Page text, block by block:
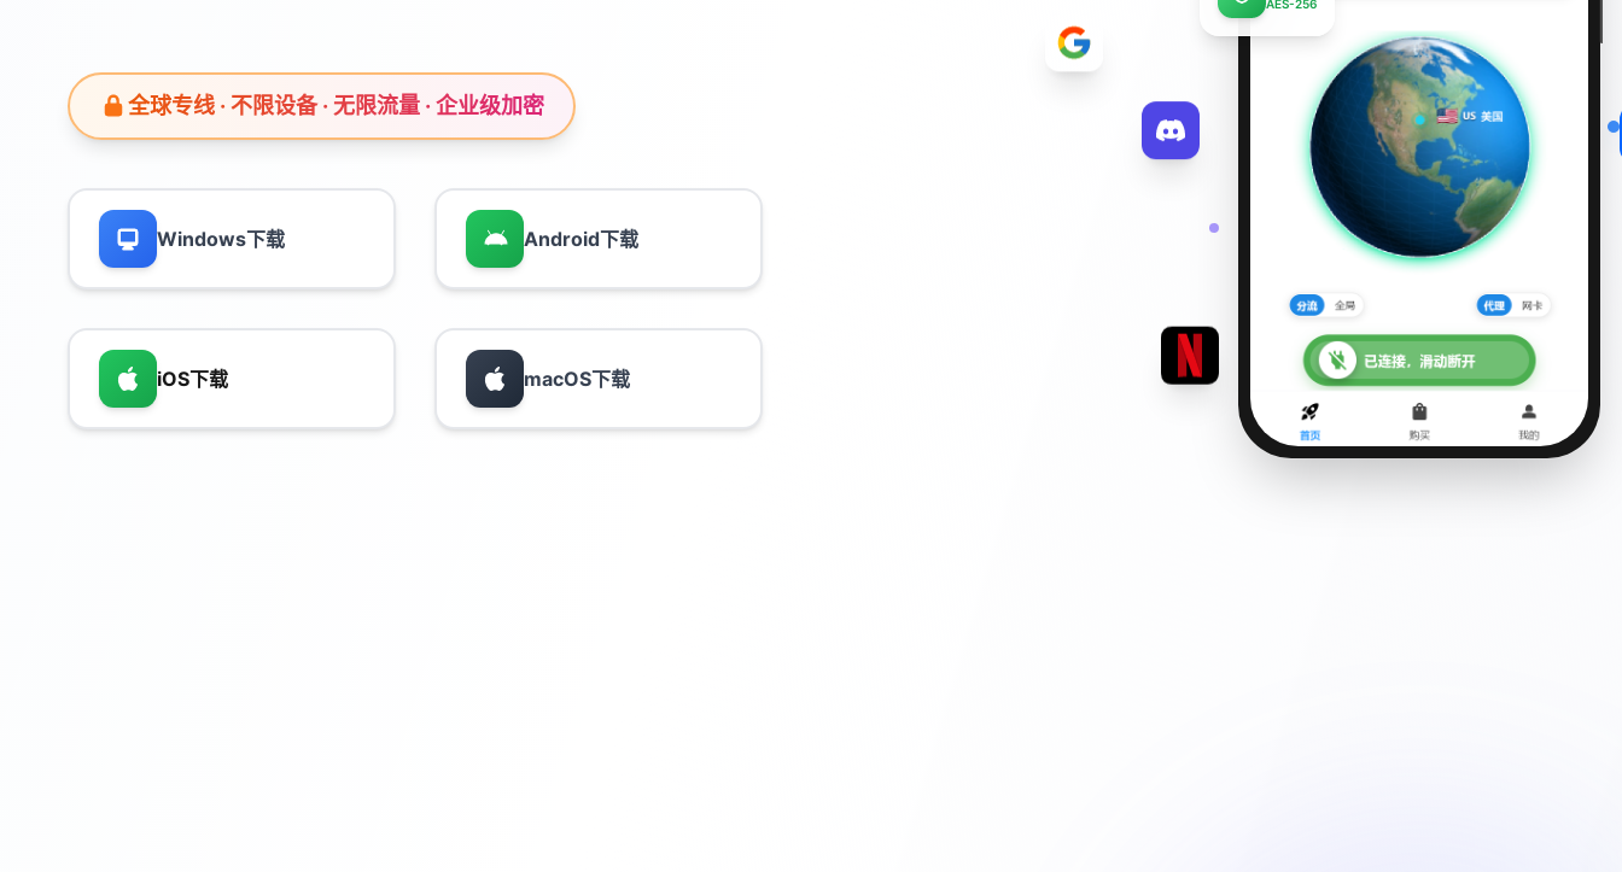
全球专线 · 不限设备 · 无限流量 · 企业级加密
Windows下载 Android下载
iOS下载 macOS下载